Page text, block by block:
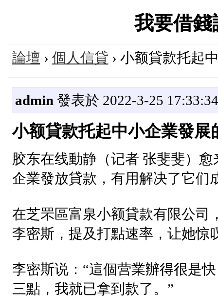
我要借
論壇 › 個人信貸 › 小额貸款托起
admin 發表於 2022-3-25 17:33:34
小额貸款托起中小企業發展
胶东在线動静（记者 张斐斐）
企業發放貸款，有用解决了它们
在芝罘區富泉小额貸款有限公司
李密斯，提及打點速率，让她惊
李密斯说：“這個营業辦得很是
三點，我就已拿到款了。”